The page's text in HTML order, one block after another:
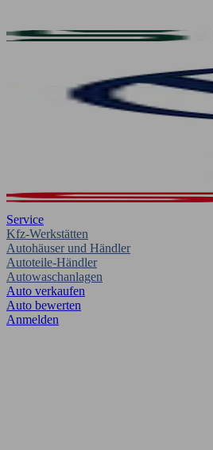
Service
Kfz-Werkstätten
Autohäuser und Händler
Autoteile-Händler
Autowaschanlagen
Auto verkaufen
Auto bewerten
Anmelden